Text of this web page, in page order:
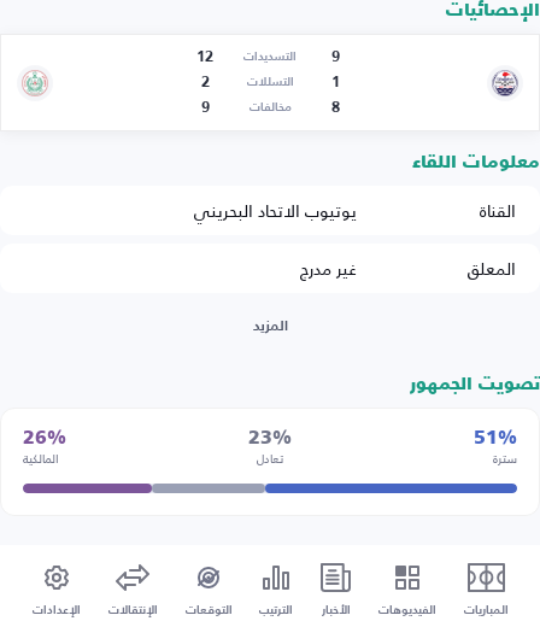
الإحصائيات
9 التسديدات
12
1
التسللات
2
8
مخالفات 9
معلومات اللقاء
القناة
يوتيوب الاتحاد البحريني
المعلق
غير مدرج
المزيد
تصويت الجمهور
51%
سترة
23%
تعادل
26%
المالكية
المباريات الفيديوهات الأخبار الترتيب التوقعات الإنتقالات الإعدادات